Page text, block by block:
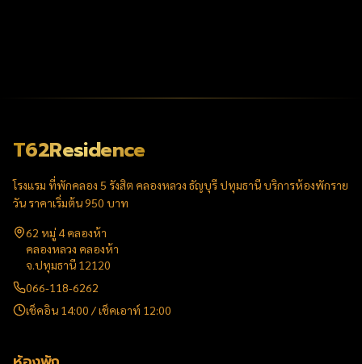
T62Residence
โรงแรม ที่พักคลอง 5 รังสิต คลองหลวง ธัญบุรี ปทุมธานี บริการห้องพักราย
วัน ราคาเริ่มต้น 950 บาท
62 หมู่ 4 คลองห้า
คลองหลวง คลองห้า
จ.ปทุมธานี 12120
066-118-6262
เช็คอิน 14:00 / เช็คเอาท์ 12:00